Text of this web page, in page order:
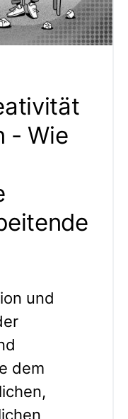
- Wie
und
dem